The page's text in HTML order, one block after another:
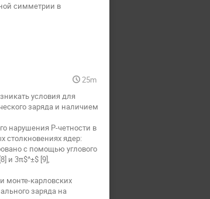
симметрии в
25m
условия для
заряда и наличием
нарушения P-четности в
столкновениях ядер:
с помощью углового
и 3π$^±$ [9],
монте-карловских
заряда на